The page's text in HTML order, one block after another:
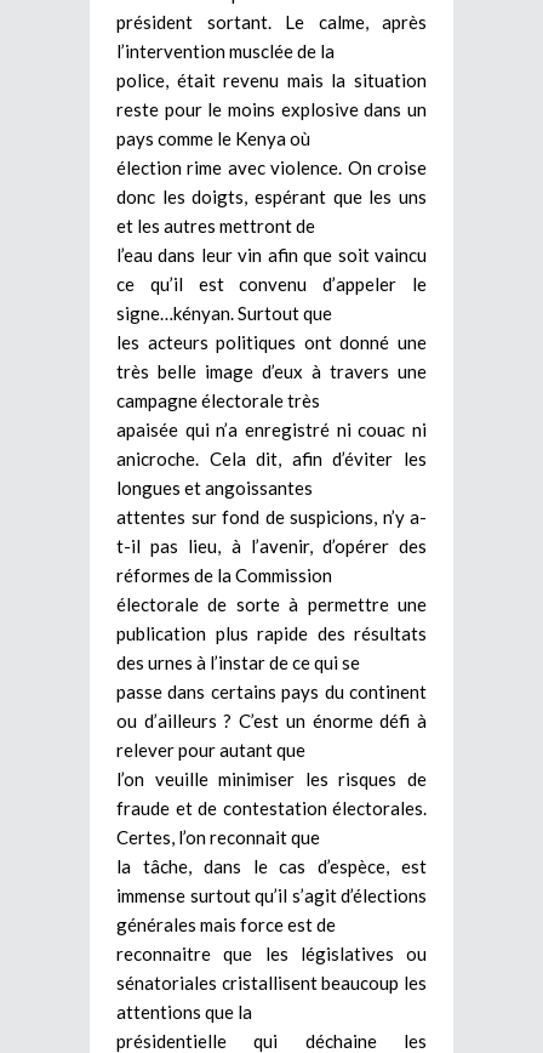
président sortant. Le calme, après
l’intervention musclée de la
police, était revenu mais la situation
reste pour le moins explosive dans un
pays comme le Kenya où
élection rime avec violence. On croise
donc les doigts, espérant que les uns
et les autres mettront de
l’eau dans leur vin afin que soit vaincu
ce qu’il est convenu d’appeler le
signe…kényan. Surtout que
les acteurs politiques ont donné une
très belle image d’eux à travers une
campagne électorale très
apaisée qui n’a enregistré ni couac ni
anicroche. Cela dit, afin d’éviter les
longues et angoissantes
attentes sur fond de suspicions, n’y a-
t-il pas lieu, à l’avenir, d’opérer des
réformes de la Commission
électorale de sorte à permettre une
publication plus rapide des résultats
des urnes à l’instar de ce qui se
passe dans certains pays du continent
ou d’ailleurs ? C’est un énorme défi à
relever pour autant que
l’on veuille minimiser les risques de
fraude et de contestation électorales.
Certes, l’on reconnait que
la tâche, dans le cas d’espèce, est
immense surtout qu’il s’agit d’élections
générales mais force est de
reconnaitre que les législatives ou
sénatoriales cristallisent beaucoup les
attentions que la
présidentielle qui déchaine les